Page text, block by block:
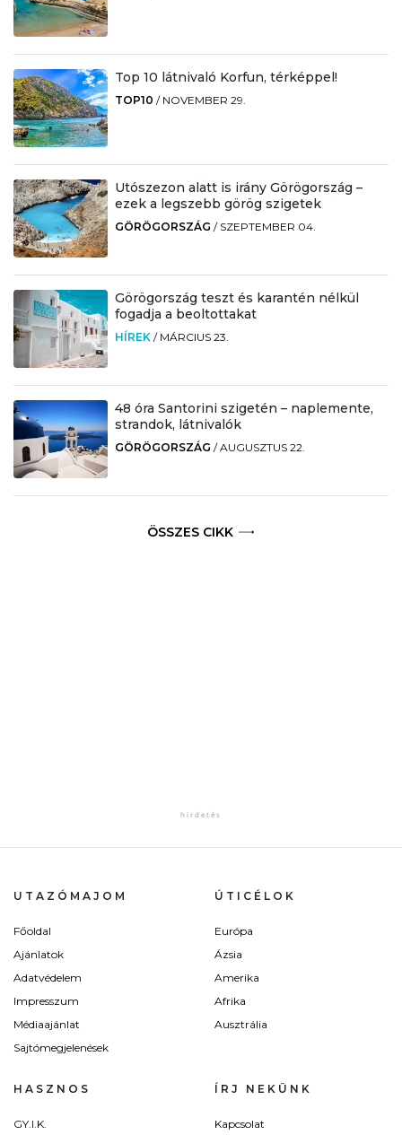
Top 10 látnivaló Korfun, térképpel!
TOP10 / NOVEMBER 29.
Utószezon alatt is irány Görögország –
ezek a legszebb görög szigetek
GÖRÖGORSZÁG / SZEPTEMBER 04.
Görögország teszt és karantén nélkül
fogadja a beoltottakat
HÍREK / MÁRCIUS 23.
48 óra Santorini szigetén – naplemente,
strandok, látnivalók
GÖRÖGORSZÁG /AUGUSZTUS 22.
ÖSSZES CIKK
UTAZÓMAJOM
Főoldal
Ajánlatok
Adatvédelem
Impresszum
Médiaajánlat
Sajtómegjelenések
ÚTICÉLOK
Európa
Ázsia
Amerika
Afrika
Ausztrália
HASZNOS
GY.I.K.
ÍRJ NEKÜNK
Kapcsolat